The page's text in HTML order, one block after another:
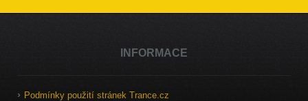
INFORMACE
Podmínky použití stránek Trance.cz